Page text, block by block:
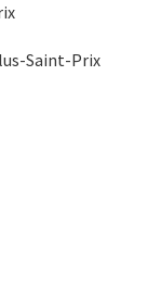
Saint-Prix